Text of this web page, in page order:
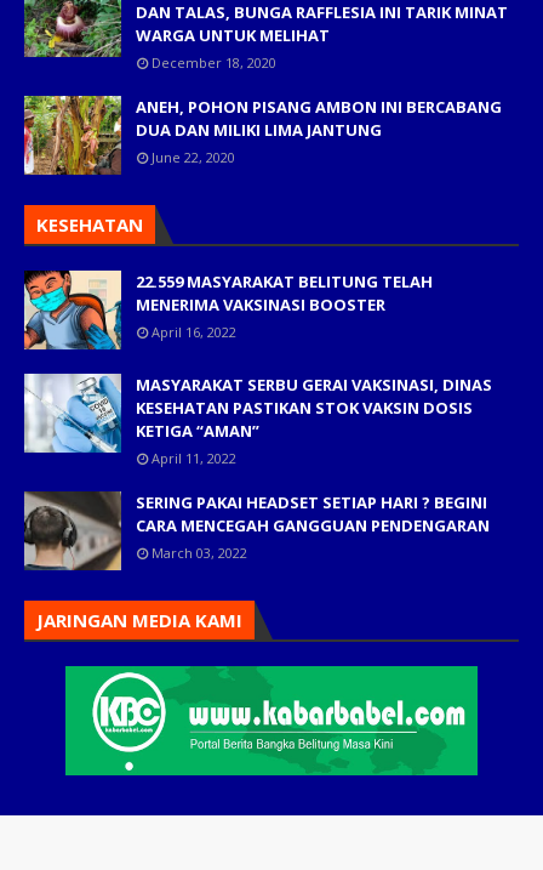
DAN TALAS, BUNGA RAFFLESIA INI TARIK MINAT
WARGA UNTUK MELIHAT
December 18, 2020
ANEH, POHON PISANG AMBON INI BERCABANG
DUA DAN MILIKI LIMA JANTUNG
June 22, 2020
KESEHATAN
22.559 MASYARAKAT BELITUNG TELAH
MENERIMA VAKSINASI BOOSTER
April 16, 2022
MASYARAKAT SERBU GERAI VAKSINASI, DINAS
KESEHATAN PASTIKAN STOK VAKSIN DOSIS
KETIGA “AMAN”
April 11, 2022
SERING PAKAI HEADSET SETIAP HARI ? BEGINI
CARA MENCEGAH GANGGUAN PENDENGARAN
March 03, 2022
JARINGAN MEDIA KAMI